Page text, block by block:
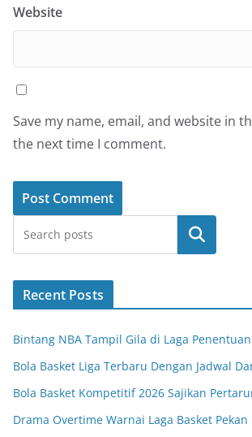
Website
Save my name, email, and website in
the next time I comment.
Search
Recent Posts
Bintang NBA Tampil Gila di Laga Penentuan
Bola Basket Liga Terbaru Dengan Jadwal
Bola Basket Kompetitif 2026 Sajikan
Drama Overtime Warnai Laga Basket Pekan